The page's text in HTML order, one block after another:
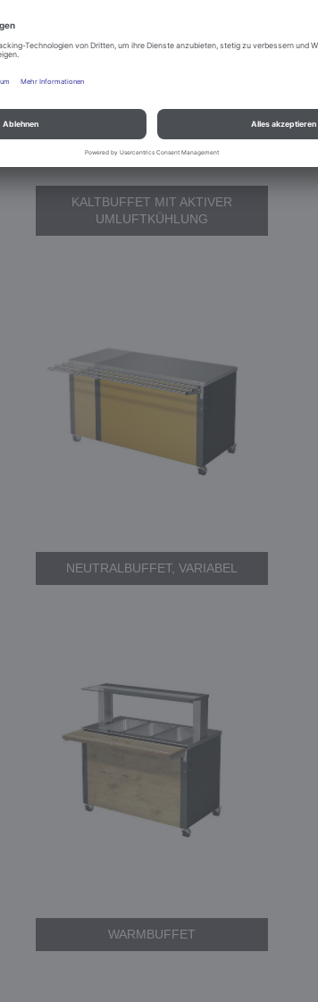
KALTBUFFET MIT AKTIVER
UMLUFTKÜHLUNG
NEUTRALBUFFET, VARIABEL
WARMBUFFET